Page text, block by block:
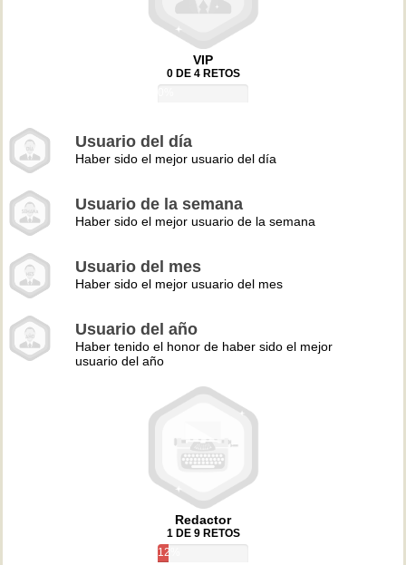
VIP
0 DE 4 RETOS
Usuario del día
Haber sido el mejor usuario del día
Usuario de la semana
Haber sido el mejor usuario de la semana
Usuario del mes
Haber sido el mejor usuario del mes
Usuario del año
Haber tenido el honor de haber sido el mejor
usuario del año
Redactor
1 DE 9 RETOS
12%